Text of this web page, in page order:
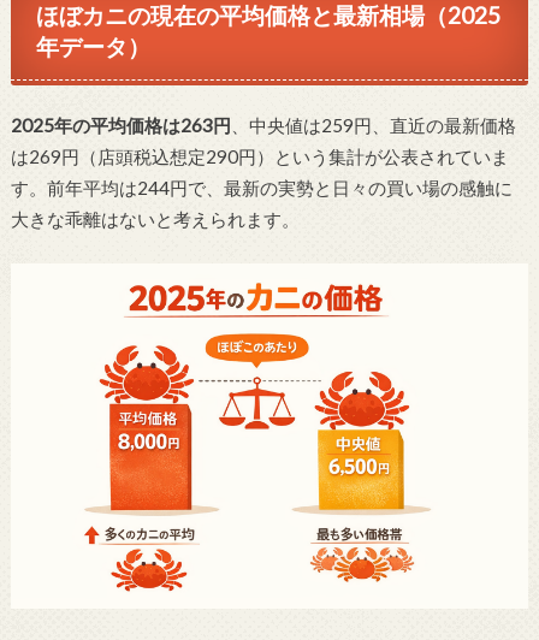
ほぼカニの現在の平均価格と最新相場（2025
年データ）
2025年の平均価格は263円 、中央値は259円、直近の最新価格
は269円（店頭税込想定290円）という集計が公表されていま
す。前年平均は244円で、最新の実勢と日々の買い場の感触に
大きな乖離はないと考えられます。